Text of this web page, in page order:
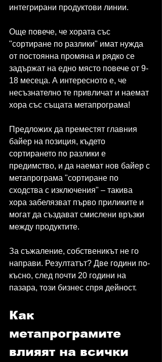
интегрирани продуктови линии.
Още повече, че хората със
"сортиране по разлики" имат нужда
от постоянна промяна и рядко се
задържат на едно място повече от 9-
18 месеца. А интересното е, че
несъзнателно те привличат и наемат
хора със същата метапрограма!
Предложих да преместят главния
байер на позиция, където
сортирането по разлики е
предимство, и да наемат нов байер с
метапрограма "сортиране по
сходства с изключения" – такива
хора забелязват първо приликите и
могат да създават смислени връзки
между продуктите.
За съжаление, собственикът не го
направи. Резултатът? Две години по-
късно, след почти 20 години на
пазара, този бизнес спря дейност.
Как
метапрограмите
влияят на всички